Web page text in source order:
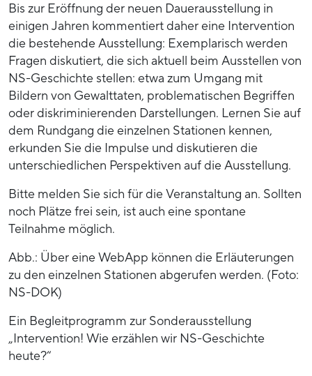
Bis zur Eröffnung der neuen Dauerausstellung in
einigen Jahren kommentiert daher eine Intervention
die bestehende Ausstellung: Exemplarisch werden
Fragen diskutiert, die sich aktuell beim Ausstellen von
NS-Geschichte stellen: etwa zum Umgang mit
Bildern von Gewalttaten, problematischen Begriffen
oder diskriminierenden Darstellungen. Lernen Sie auf
dem Rundgang die einzelnen Stationen kennen,
erkunden Sie die Impulse und diskutieren die
unterschiedlichen Perspektiven auf die Ausstellung.
Bitte melden Sie sich für die Veranstaltung an. Sollten
noch Plätze frei sein, ist auch eine spontane
Teilnahme möglich.
Abb.: Über eine WebApp können die Erläuterungen
zu den einzelnen Stationen abgerufen werden. (Foto:
NS-DOK)
Ein Begleitprogramm zur Sonderausstellung
„Intervention! Wie erzählen wir NS-Geschichte
heute?“